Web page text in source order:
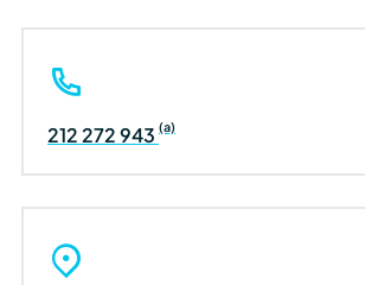
212 272 943 (a)